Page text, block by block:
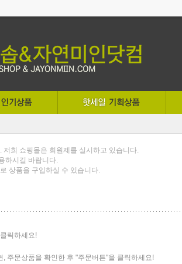
희 쇼핑몰은 회원제를 실시하고 있습니다.
하시길 바랍니다.
상품을 구입하실 수 있습니다.
릭하세요!
주문상품을 확인한 후 "주문버튼"을 클릭하세요!